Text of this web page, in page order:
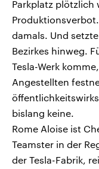
Parkplatz plötzlich
damals. Und
Bezirkes hinweg.
Tesla-Werk
Angestellten
bislang keine.
Rome Aloise ist
Teamster in der
der Tesla-Fabrik,